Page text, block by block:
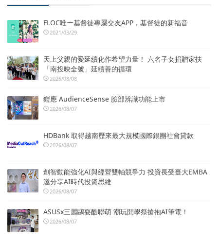
FLOC唯一基督徒專屬交友APP，基督徒的新福音
2021/03/29
天上父親的愛延續化作希望力量！ 六名子女捐贈家扶
「南投映全號」延續善的循環
2026/08/08
鎧應 AudienceSense 臉部辨識功能上市
2026/08/07
HDBank 取得越南歷來最大規模國際銀團社會貸款
2026/08/07
創智動能強化AI與經營雙軸競爭力 投資長受臺大EMBA
邀分享AI時代投資思維
2026/08/07
ASUSx三麗鷗耍酷聯萌 潮玩開學祭搶抱AI筆電！
2026/08/07